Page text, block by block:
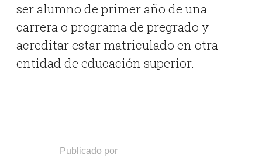
ser alumno de primer año de una
carrera o programa de pregrado y
acreditar estar matriculado en otra
entidad de educación superior.
Publicado por